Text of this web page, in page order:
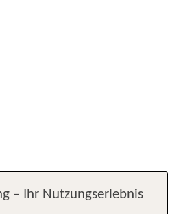
– Ihr Nutzungserlebnis